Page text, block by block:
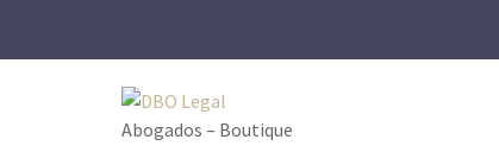
Abogados – Boutique